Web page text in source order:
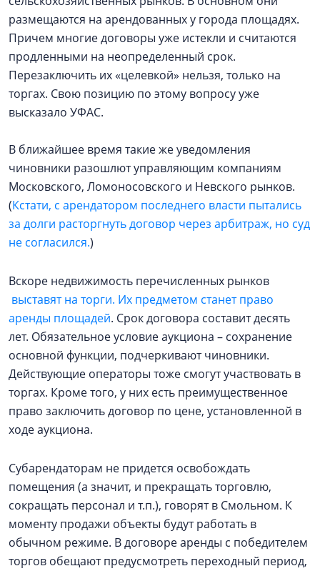
размещаются на арендованных у города площадях.
Причем многие договоры уже истекли и считаются
продленными на неопределенный срок.
Перезаключить их «целевкой» нельзя, только на
торгах. Свою позицию по этому вопросу уже
высказало УФАС.
В ближайшее время такие же уведомления
чиновники разошлют управляющим компаниям
Московского, Ломоносовского и Невского рынков.
(Кстати, с арендатором последнего власти пытались
за долги расторгнуть договор через арбитраж, но суд
не согласился.)
Вскоре недвижимость перечисленных рынков
выставят на торги. Их предметом станет право
аренды площадей. Срок договора составит десять
лет. Обязательное условие аукциона – сохранение
основной функции, подчеркивают чиновники.
Действующие операторы тоже смогут участвовать в
торгах. Кроме того, у них есть преимущественное
право заключить договор по цене, установленной в
ходе аукциона.
Субарендаторам не придется освобождать
помещения (а значит, и прекращать торговлю,
сокращать персонал и т.п.), говорят в Смольном. К
моменту продажи объекты будут работать в
обычном режиме. В договоре аренды с победителем
торгов обещают предусмотреть переходный период,